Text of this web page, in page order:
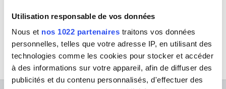
Utilisation responsable de vos données
Nous et nos 1022 partenaires traitons vos données
personnelles, telles que votre adresse IP, en utilisant des
technologies comme les cookies pour stocker et accéder
à des informations sur votre appareil, afin de diffuser des
publicités et du contenu personnalisés, d'effectuer des
Serina (Italie) vers 1480 - Venise (Italie) 1528
Palmieri l'Ancien Pietro Giacomo
Bologne 1737 - Turin 1804
Paludanus Guillielmus
Malines 1530 - Anvers 1579
Panamarenko